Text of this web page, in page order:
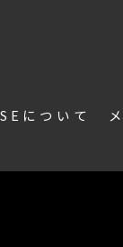
について